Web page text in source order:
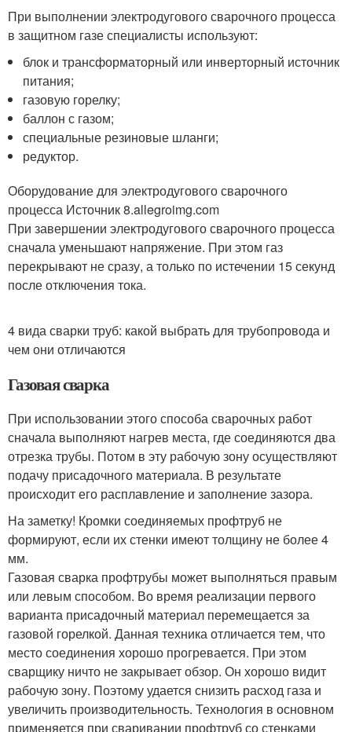
При выполнении электродугового сварочного процесса
в защитном газе специалисты используют:
блок и трансформаторный или инверторный источник
питания;
газовую горелку;
баллон с газом;
специальные резиновые шланги;
редуктор.
Оборудование для электродугового сварочного
процесса Источник 8.allegroimg.com
При завершении электродугового сварочного процесса
сначала уменьшают напряжение. При этом газ
перекрывают не сразу, а только по истечении 15 секунд
после отключения тока.
4 вида сварки труб: какой выбрать для трубопровода и
чем они отличаются
Газовая сварка
При использовании этого способа сварочных работ
сначала выполняют нагрев места, где соединяются два
отрезка трубы. Потом в эту рабочую зону осуществляют
подачу присадочного материала. В результате
происходит его расплавление и заполнение зазора.
На заметку! Кромки соединяемых профтруб не
формируют, если их стенки имеют толщину не более 4
мм.
Газовая сварка профтрубы может выполняться правым
или левым способом. Во время реализации первого
варианта присадочный материал перемещается за
газовой горелкой. Данная техника отличается тем, что
место соединения хорошо прогревается. При этом
сварщику ничто не закрывает обзор. Он хорошо видит
рабочую зону. Поэтому удается снизить расход газа и
увеличить производительность. Технология в основном
применяется при сваривании профтруб со стенками